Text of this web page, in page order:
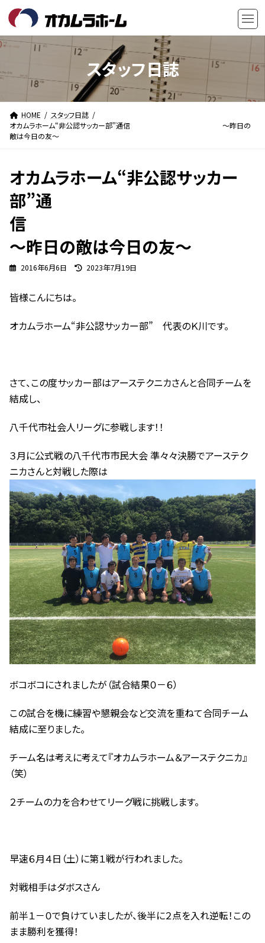
テ
ン
へ
キ
ゲ
ー
ョ
に
スタッフ日誌
HOME
スタッフ日誌
オカムラホーム“非公認サッカー部”通信 ～昨日の
敵は今日の友～
オカムラホーム“非公認サッカー
部”通
信
～昨日の敵は今日の友～
2016年6月6日
最
時
:
2023年7月19日
皆様こんにちは。
オカムラホーム“非公認サッカー部” 代表のＫ川です。
さて、この度サッカー部はアーステクニカさんと合同チームを
結成し、
八千代市社会人リーグに参戦します！！
３月に公式戦の八千代市市民大会 準々々決勝でアーステク
ニカさんと対戦した際は
ボコボコにされましたが（試合結果０－６）
この試合を機に練習や懇親会など交流を重ねて合同チーム
結成に至りました。
チーム名は考えに考えて『オカムラホーム＆アーステクニカ』
（笑）
２チームの力を合わせてリーグ戦に挑戦します。
早速６月４日（土）に第１戦が行われました。
対戦相手はダボスさん
前半１－０で負けていましたが、後半に２点を入れ逆転！この
まま勝利を獲得！